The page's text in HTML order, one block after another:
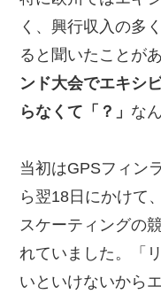
く、興行収入の多
ると聞いたことが
ンド大会でエキシ
らなくて「？」 な
当初はGPSフィン
ら翌18日にかけて
スケーティングの
れていました。「
いといけないから